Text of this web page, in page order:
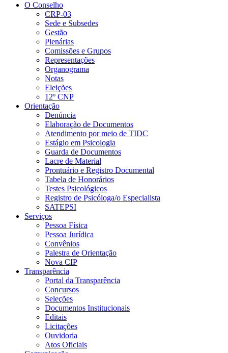
O Conselho
CRP-03
Sede e Subsedes
Gestão
Plenárias
Comissões e Grupos
Representações
Organograma
Notas
Eleições
12º CNP
Orientação
Denúncia
Elaboração de Documentos
Atendimento por meio de TIDC
Estágio em Psicologia
Guarda de Documentos
Lacre de Material
Prontuário e Registro Documental
Tabela de Honorários
Testes Psicológicos
Registro de Psicóloga/o Especialista
SATEPSI
Serviços
Pessoa Física
Pessoa Jurídica
Convênios
Palestra de Orientação
Nova CIP
Transparência
Portal da Transparência
Concursos
Seleções
Documentos Institucionais
Editais
Licitações
Ouvidoria
Atos Oficiais